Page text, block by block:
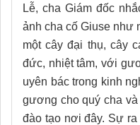
Lễ, cha Giám đốc
ảnh cha cố Giuse như
một cây đại thụ, cây
đức, nhiệt tâm, với
uyên bác trong kinh
gương cho quý cha
đào tạo nơi đây. Sự